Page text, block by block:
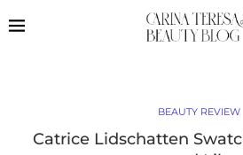
BEAUTY REVIEW
Catrice Lidschatten